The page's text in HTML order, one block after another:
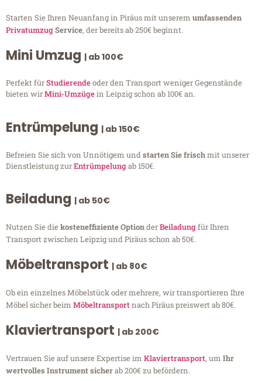
Starten Sie Ihren Neuanfang in Piräus mit unserem umfassenden
PrivatumzugService, der bereits ab 250€ beginnt.
Mini Umzug | ab 100€
Perfekt fürStudierendeoder den Transport weniger Gegenstände
bieten wirMini-Umzügein Leipzig schon ab 100€ an.
Entrümpelung | ab 150€
Befreien Sie sich von Unnötigem undstarten Sie frischmit unserer
Dienstleistung zurEntrümpelungab 150€.
Beiladung | ab 50€
Nutzen Sie diekosteneffiziente OptionderBeiladungfür Ihren
Transport zwischen Leipzig und Piräus schon ab 50€.
Möbeltransport | ab 80€
Ob ein einzelnes Möbelstück oder mehrere, wir transportieren Ihre
Möbel sicher beim Möbeltransportnach Piräus preiswert ab 80€.
Klaviertransport | ab 200€
Vertrauen Sie auf unsere Expertise im Klaviertransport, um Ihr
wertvolles Instrument sicherab 200€ zu befördern.